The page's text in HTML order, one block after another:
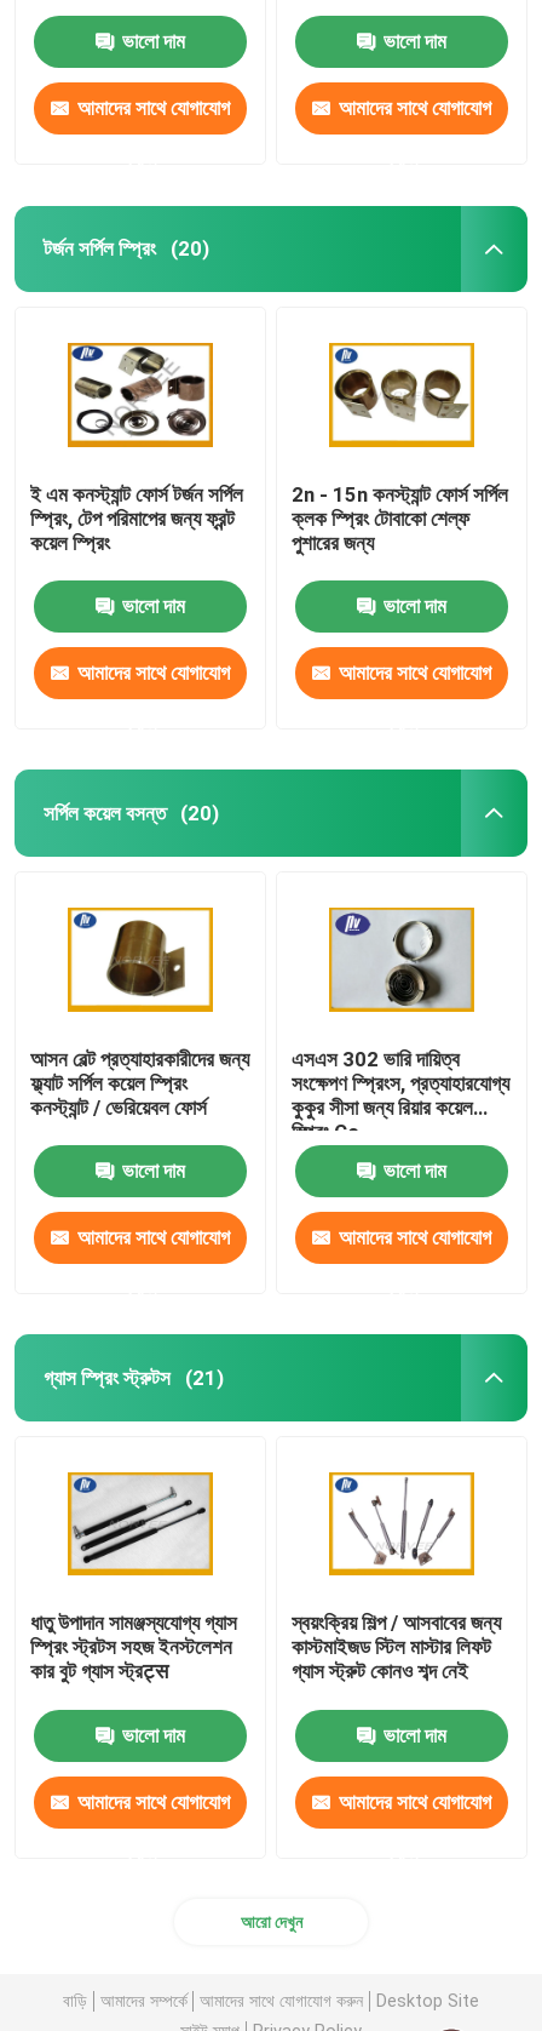
ভালো দাম
আমাদের সাথে যোগাযোগ
ভালো দাম
আমাদের সাথে যোগাযোগ
টর্জন সর্পিল স্প্রিং (20)
ই এম কনস্ট্যান্ট ফোর্স টর্জন সর্পিল
স্প্রিং, টেপ পরিমাপের জন্য ফ্রন্ট
কয়েল স্প্রিং
ভালো দাম
আমাদের সাথে যোগাযোগ
2n - 15n কনস্ট্যান্ট ফোর্স সর্পিল
ক্লক স্প্রিং টোবাকো শেল্ফ
পুশারের জন্য
ভালো দাম
আমাদের সাথে যোগাযোগ
সর্পিল কয়েল বসন্ত (20)
আসন বেল্ট প্রত্যাহারকারীদের জন্য
ফ্ল্যাট সর্পিল কয়েল স্প্রিং
কনস্ট্যান্ট / ভেরিয়েবল ফোর্স
ভালো দাম
আমাদের সাথে যোগাযোগ
এসএস 302 ভারি দায়িত্ব
সংক্ষেপণ স্প্রিংস, প্রত্যাহারযোগ্য
কুকুর সীসা জন্য রিয়ার কয়েল
স্প্রিং Co
ভালো দাম
আমাদের সাথে যোগাযোগ
গ্যাস স্প্রিং স্ট্রুটস (21)
ধাতু উপাদান সামঞ্জস্যযোগ্য গ্যাস
স্প্রিং স্ট্রটস সহজ ইনস্টলেশন
কার বুট গ্যাস স্ট্রट्स
ভালো দাম
আমাদের সাথে যোগাযোগ
স্বয়ংক্রিয় শিল্প / আসবাবের জন্য
কাস্টমাইজড স্টিল মাস্টার লিফট
গ্যাস স্ট্রুট কোনও শব্দ নেই
ভালো দাম
আমাদের সাথে যোগাযোগ
আরো দেখুন
বাড়ি আমাদের সম্পর্কে আমাদের সাথে যোগাযোগ করুন
Desktop Site